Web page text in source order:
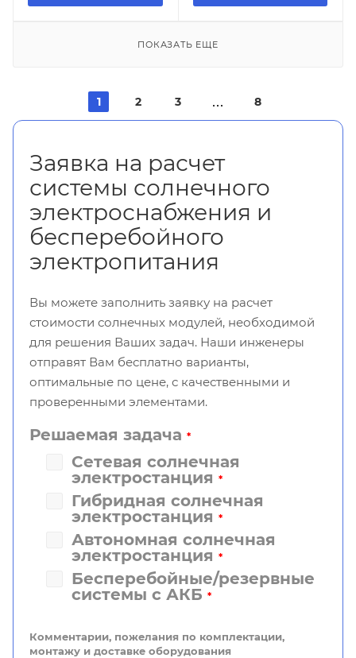
ПОКАЗАТЬ ЕЩЕ
1 2 3 8
Заявка на расчет
системы солнечного
электроснабжения и
бесперебойного
электропитания
Вы можете заполнить заявку на расчет
стоимости солнечных модулей, необходимой
для решения Ваших задач. Наши инженеры
отправят Вам бесплатно варианты,
оптимальные по цене, с качественными и
проверенными элементами.
Решаемая задача *
Сетевая солнечная
электростанция *
Гибридная солнечная
электростанция *
Автономная солнечная
электростанция *
Бесперебойные/резервные
системы с АКБ *
Комментарии, пожелания по комплектации,
монтажу и доставке оборудования